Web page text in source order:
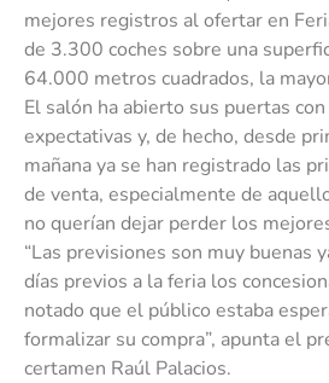
mejores registros al ofertar en
de 3.300 coches sobre una
64.000 metros cuadrados, la
El salón ha abierto sus puertas
expectativas y, de hecho, desde
mañana ya se han registrado las
de venta, especialmente de
no querían dejar perder los
“Las previsiones son muy buenas
días previos a la feria los
notado que el público estaba
formalizar su compra”, apunta el
certamen Raúl Palacios.